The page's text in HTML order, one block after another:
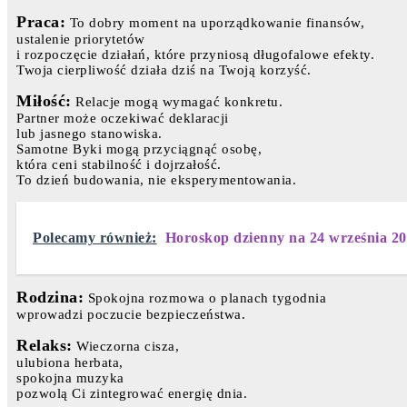
Praca: To dobry moment na uporządkowanie finansów,
ustalenie priorytetów
i rozpoczęcie działań, które przyniosą długofalowe efekty.
Twoja cierpliwość działa dziś na Twoją korzyść.
Miłość: Relacje mogą wymagać konkretu.
Partner może oczekiwać deklaracji
lub jasnego stanowiska.
Samotne Byki mogą przyciągnąć osobę,
która ceni stabilność i dojrzałość.
To dzień budowania, nie eksperymentowania.
Polecamy również: Horoskop dzienny na 24 września
Rodzina: Spokojna rozmowa o planach tygodnia
wprowadzi poczucie bezpieczeństwa.
Relaks: Wieczorna cisza,
ulubiona herbata,
spokojna muzyka
pozwolą Ci zintegrować energię dnia.